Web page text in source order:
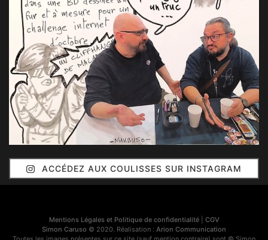
ACCÉDEZ AUX COULISSES SUR INSTAGRAM
Mentions Légales et Politique de confidentialité| CGV
Simon Caruso © 2020. Réalisation : Arion Communication